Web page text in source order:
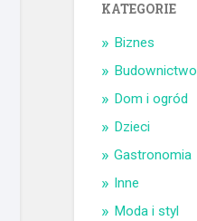
KATEGORIE
Biznes
Budownictwo
Dom i ogród
Dzieci
Gastronomia
Inne
Moda i styl